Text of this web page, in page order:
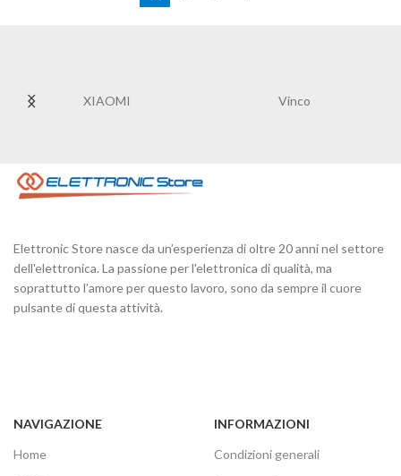
XIAOMI Vinco
Elettronic Store nasce da un’esperienza di oltre 20 anni nel settore
dell'elettronica. La passione per l'elettronica di qualità, ma
soprattutto l’amore per questo lavoro, sono da sempre il cuore
pulsante di questa attività.
NAVIGAZIONE
Home
INFORMAZIONI
Condizioni generali